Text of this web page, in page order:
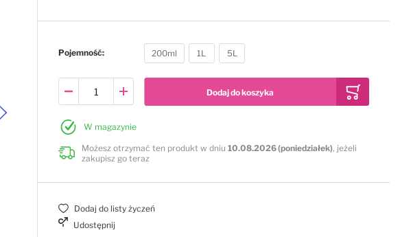
Pojemność 200ml 1L 5L
Dodaj do koszyka
W magazynie
Możesz otrzymać ten produkt w dniu10.08.2026 (poniedziałek), jeżeli
zakupisz go teraz
Dodaj do listy życzeń
Udostępnij